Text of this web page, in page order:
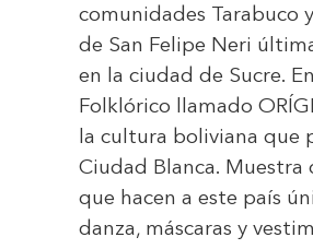
comunidades Tarabuco
de San Felipe Neri
en la ciudad de Sucre.
Folklórico llamado
la cultura boliviana que
Ciudad Blanca. Muestra
que hacen a este país
danza, máscaras y